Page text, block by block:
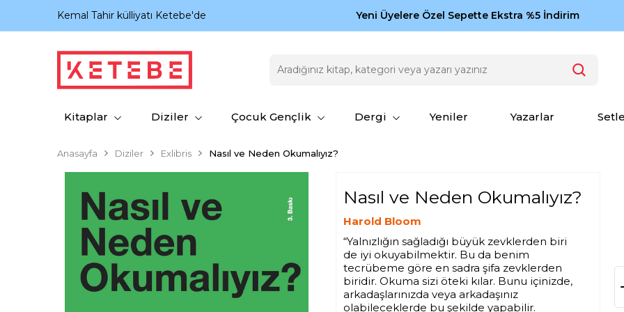
Kemal Tahir külliyatı Ketebe'de Zamansız eserler Ketebe'de: Cengiz Aytmatov
Yeni Üyelere Özel Sepette Ekstra %5 İndirim
Kitaplar Diziler Çocuk Gençlik Dergi Yeniler Yazarlar
Anasayfa Diziler Exlibris Nasıl ve Neden Okumalıyız?
Nasıl ve Neden Okumalıyız?
Harold Bloom
“Yalnızlığın sağladığı büyük zevklerden biri
de iyi okuyabilmektir. Bu da benim
tecrübeme göre en sadra şifa zevklerden
biridir. Okuma sizi öteki kılar. Bunu içinizde,
arkadaşlarınızda veya arkadaşınız
olabileceklerde bu şekilde yapabilir.